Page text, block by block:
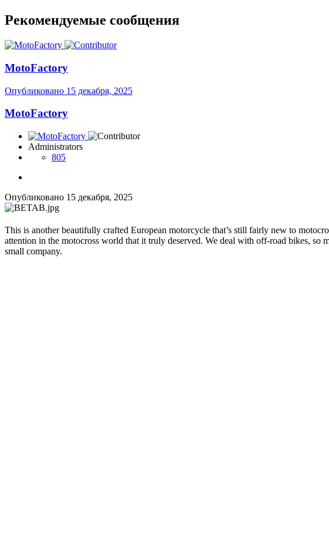
Рекомендуемые сообщения
MotoFactory
Опубликовано 15 декабря, 2025
MotoFactory
Administrators
805
Опубликовано 15 декабря, 2025
This is another beautifully crafted European motorcycle that’s still fairly new to
attention in the motocross world that it truly deserved. We deal with off-road bikes, so
small company.